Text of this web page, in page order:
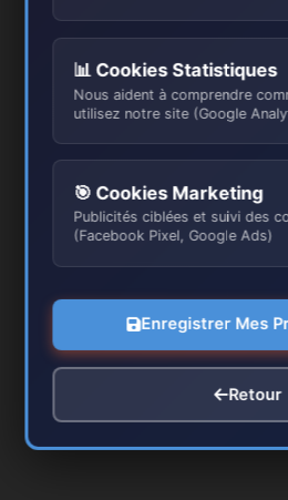
Nos
📊 Cookies Statistiques
Nous aident à comprendre
utilisez notre site (Google
🎯 Cookies Marketing
Publicités ciblées et suivi des
(Facebook Pixel, Google Ads)
Enregistrer Mes
Retour